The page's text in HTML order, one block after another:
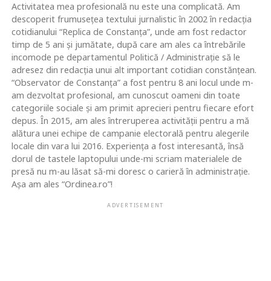
Activitatea mea profesională nu este una complicată. Am
descoperit frumusețea textului jurnalistic în 2002 în redacția
cotidianului “Replica de Constanța”, unde am fost redactor
timp de 5 ani și jumătate, după care am ales ca întrebările
incomode pe departamentul Politică / Administrație să le
adresez din redacția unui alt important cotidian constănțean.
“Observator de Constanța” a fost pentru 8 ani locul unde m-
am dezvoltat profesional, am cunoscut oameni din toate
categoriile sociale și am primit aprecieri pentru fiecare efort
depus. În 2015, am ales întreruperea activității pentru a mă
alătura unei echipe de campanie electorală pentru alegerile
locale din vara lui 2016. Experiența a fost interesantă, însă
dorul de tastele laptopului unde-mi scriam materialele de
presă nu m-au lăsat să-mi doresc o carieră în administrație.
Așa am ales “Ordinea.ro”!
ADVERTISEMENT